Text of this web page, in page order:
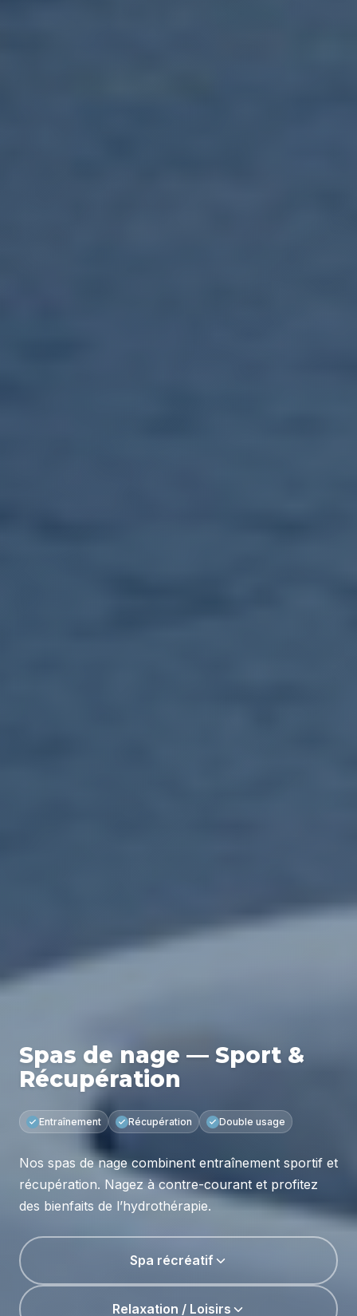
Spas de nage — Sport &
Récupération
Nos spas de nage combinent entraînement sportif et
récupération. Nagez à contre-courant et profitez
des bienfaits de l’hydrothérapie.
Spa récréatif
Relaxation / Loisirs
Bien-être & Thérapie
Spa de nage